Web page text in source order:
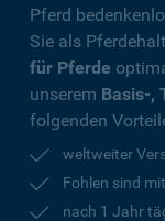
Pferd
Sie als
für Pferde
unserem Basis-,
folgenden
weltweiter
Fohlen sind
nach 1 Jahr